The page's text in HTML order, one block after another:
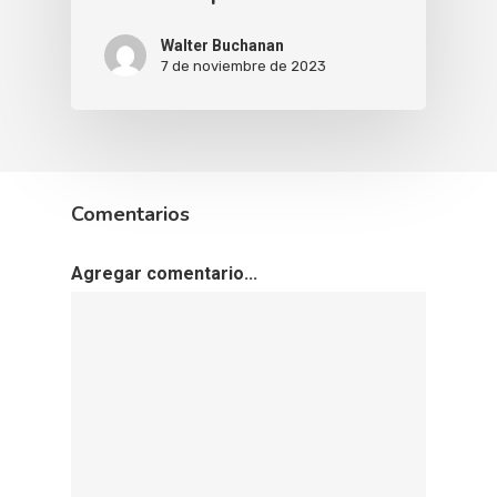
Walter Buchanan
7 de noviembre de 2023
Comentarios
Agregar comentario...